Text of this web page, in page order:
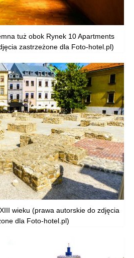
tuż obok Rynek 10 Apartments
zastrzeżone dla Foto-hotel.pl)
wieku (prawa autorskie do zdjęcia
dla Foto-hotel.pl)